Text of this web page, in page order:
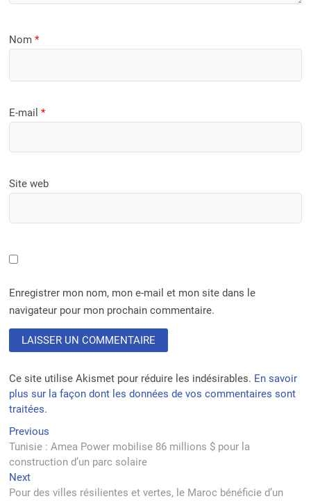
Nom*
E-mail*
Site web
Enregistrer mon nom, mon e-mail et mon site dans le
navigateur pour mon prochain commentaire.
Ce site utilise Akismet pour réduire les indésirables. En savoir
plus sur la façon dont les données de vos commentaires sont
traitées.
Navigation
de
l’article
Previous
post:
Tunisie : Amea Power mobilise 86 millions $ pour la
construction d’un parc solaire
NextNext
post:
Pour des villes résilientes et vertes, le Maroc bénéficie d’un